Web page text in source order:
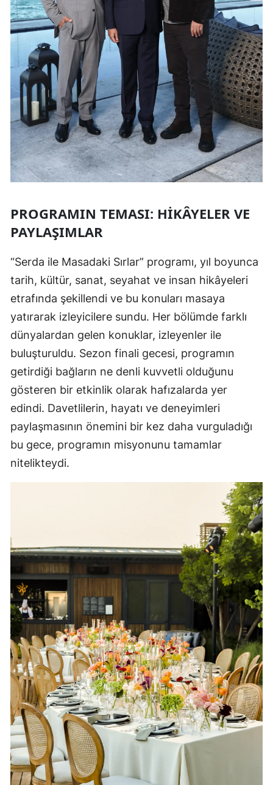
PROGRAMIN TEMASI: HIKÂYELER VE
PAYLAŞIMLAR
“Serda ile Masadaki Sırlar” programı, yıl boyunca
tarih, kültür, sanat, seyahat ve insan hikâyeleri
etrafında şekillendi ve bu konuları masaya
yatırarak izleyicilere sundu. Her bölümde farklı
dünyalardan gelen konuklar, izleyenler ile
buluşturuldu. Sezon finali gecesi, programın
getirdiği bağların ne denli kuvvetli olduğunu
gösteren bir etkinlik olarak hafızalarda yer
edindi. Davetlilerin, hayatı ve deneyimleri
paylaşmasının önemini bir kez daha vurguladığı
bu gece, programın misyonunu tamamlar
nitelikteydi.